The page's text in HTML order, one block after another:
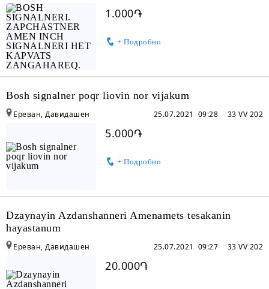
1.000֏
+ Подробно
Bosh signalner poqr liovin nor vijakum
5.000֏
+ Подробно
33 VV 202
25.07.2021 09:28
Ереван, Давидашен
Dzaynayin Azdanshanneri Amenamets tesakanin
hayastanum
20.000֏
33 VV 202
25.07.2021 09:27
Ереван, Давидашен